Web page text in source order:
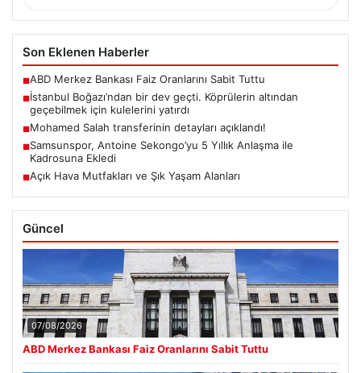
Son Eklenen Haberler
■ABD Merkez Bankası Faiz Oranlarını Sabit Tuttu
■İstanbul Boğazı’ndan bir dev geçti. Köprülerin altından
geçebilmek için kulelerini yatırdı
■Mohamed Salah transferinin detayları açıklandı!
■Samsunspor, Antoine Sekongo’yu 5 Yıllık Anlaşma ile
Kadrosuna Ekledi
■Açık Hava Mutfakları ve Şık Yaşam Alanları
Güncel
07/08/2026
ABD Merkez Bankası Faiz Oranlarını Sabit Tuttu